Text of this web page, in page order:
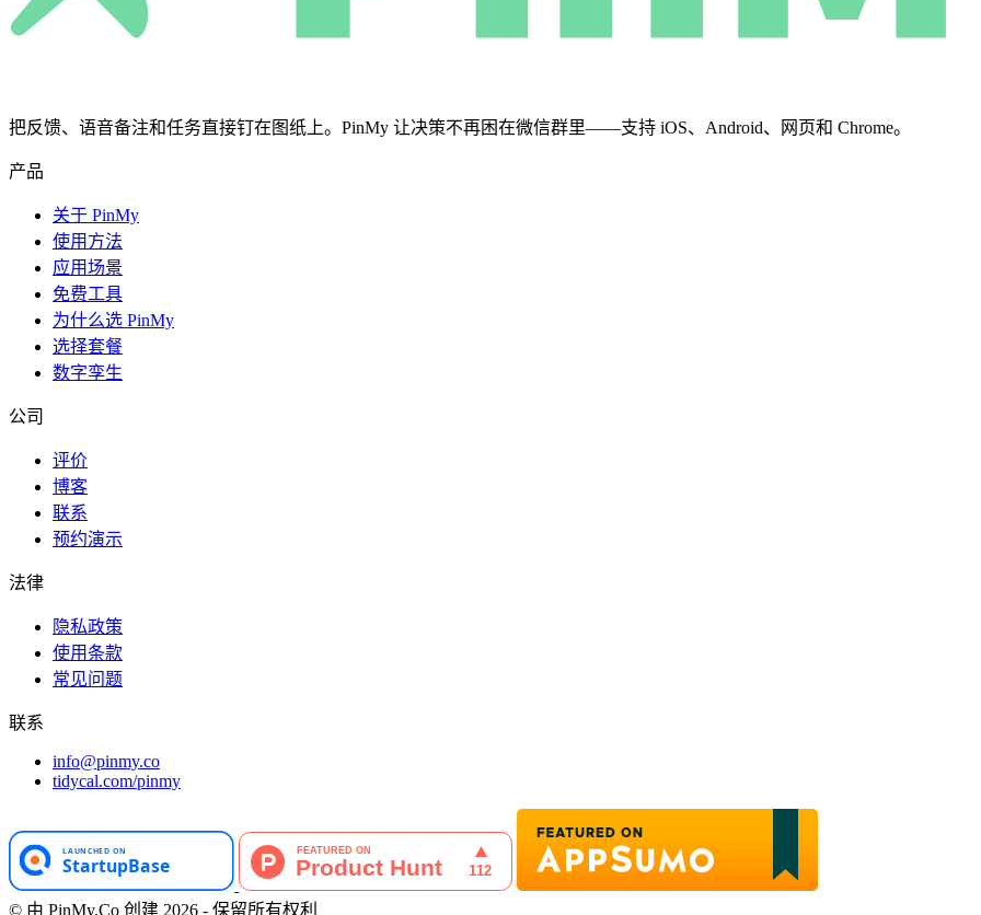
把反馈、语音备注和任务直接钉在图纸上。PinMy 让决策不再困在微信群里——支持 iOS、Android、网页和 Chrome。
产品
关于 PinMy
使用方法
应用场景
免费工具
为什么选 PinMy
选择套餐
数字孪生
公司
评价
博客
联系
预约演示
法律
隐私政策
使用条款
常见问题
联系
info@pinmy.co
tidycal.com/pinmy
© 由 PinMy.Co 创建 2026 - 保留所有权利